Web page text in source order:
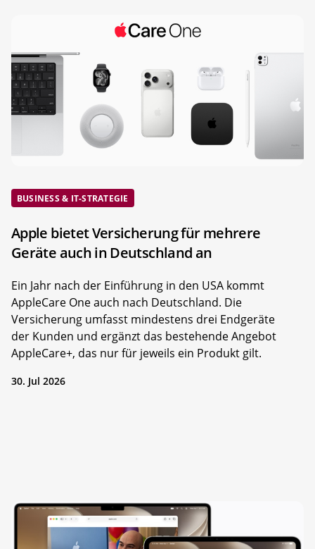
BUSINESS & IT-STRATEGIE
Apple bietet Versicherung für mehrere
Geräte auch in Deutschland an
Ein Jahr nach der Einführung in den USA kommt
AppleCare One auch nach Deutschland. Die
Versicherung umfasst mindestens drei Endgeräte
der Kunden und ergänzt das bestehende Angebot
AppleCare+, das nur für jeweils ein Produkt gilt.
30. Jul 2026